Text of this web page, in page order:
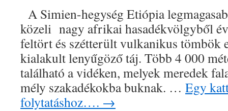
A Simien-hegység Etiópia
közeli nagy afrikai hasadékvölgyből
feltört és szétterült vulkanikus tömbök
kialakult lenyűgöző táj. Több 4 000
található a vidéken, melyek meredek
mély szakadékokba buknak. … Egy
folytatáshoz…. →